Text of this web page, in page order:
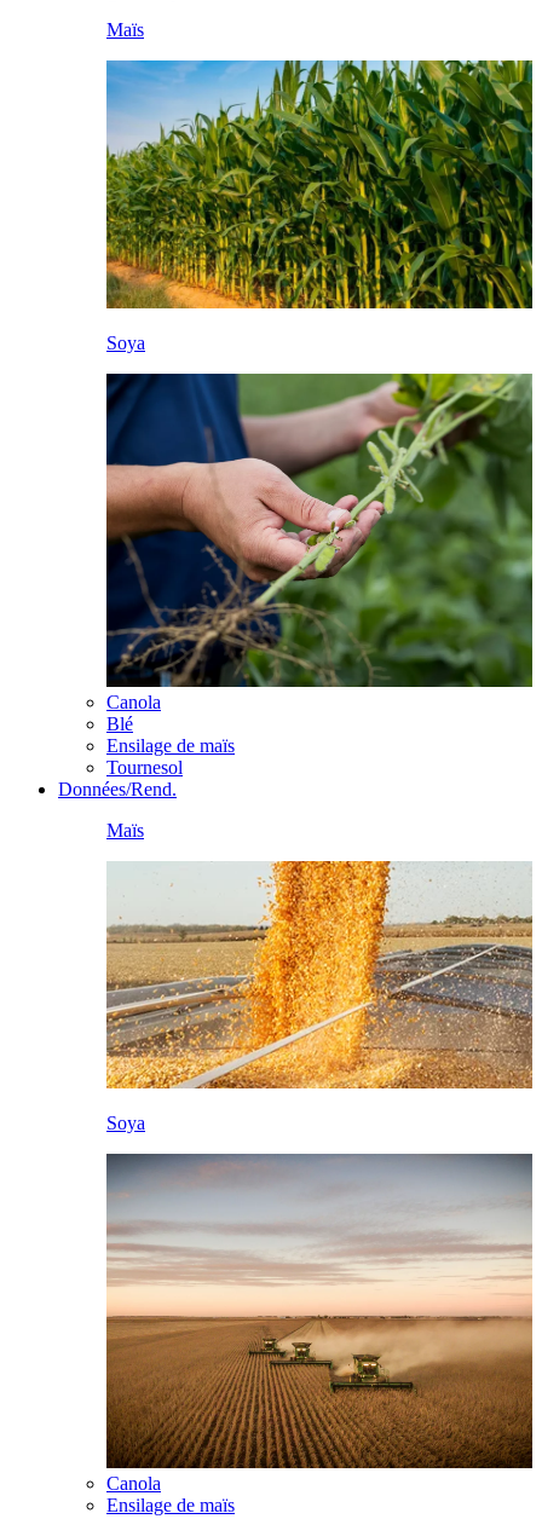
Maïs
Soya
Canola
Blé
Ensilage de maïs
Tournesol
Données/Rend.
Maïs
Soya
Canola
Ensilage de maïs